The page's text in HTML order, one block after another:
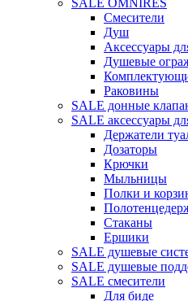
SALE OMNIRES
Смесители
Душ
Аксессуары
Душевые
Раковины
SALE донные
SALE аксессуары
Держатели
Дозаторы
Крючки
Мыльницы
Полки и
Стаканы
Ершики
SALE душевые
SALE душевые
SALE смесители
Для биде